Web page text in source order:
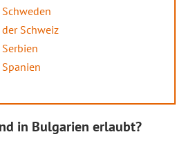
Schweiz
in Bulgarien erlaubt?